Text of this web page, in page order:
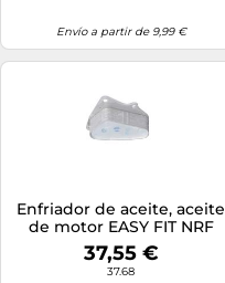
Envío a partir de 9,99 €
Enfriador de aceite, aceite
de motor EASY FIT NRF
31823
37,55 €
37.68